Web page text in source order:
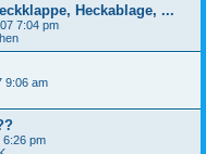
Heckablage, ...
7:04 pm
9:06 am
6:26 pm